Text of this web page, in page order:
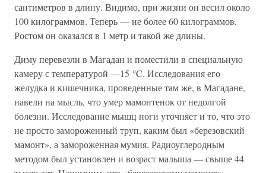
сантиметров в длину. Видимо, при жизни он весил около
100 килограммов. Теперь — не более 60 килограммов.
Ростом он оказался в 1 метр и такой же длины.
Диму перевезли в Магадан и поместили в специальную
камеру с температурой —15 °C. Исследования его
желудка и кишечника, проведенные там же, в Магадане,
навели на мысль, что умер мамонтенок от недолгой
болезни. Исследование мышц ноги уточняет и то, что это
не просто замороженный труп, каким был «березовский
мамонт», а замороженная мумия. Радиоуглеродным
методом был установлен и возраст малыша — свыше 44